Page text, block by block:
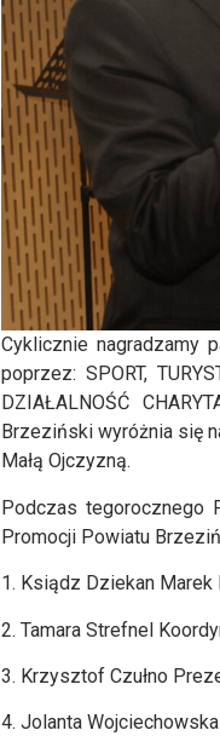
Cyklicznie nagradzamy
poprzez: SPORT,
DZIAŁALNOŚĆ
Brzeziński wyróżnia się
Małą Ojczyzną.
Podczas tegorocznego
Promocji Powiatu
1. Ksiądz Dziekan
2. Tamara Strefnel
3. Krzysztof Czułno
4. Jolanta